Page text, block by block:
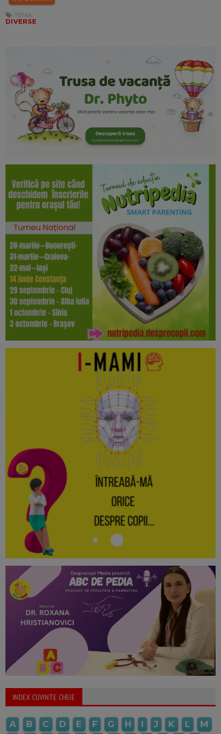
TEMA:
DIVERSE
INDEX CUVINTE CHEIE
A B C D E F G H I J K L
M